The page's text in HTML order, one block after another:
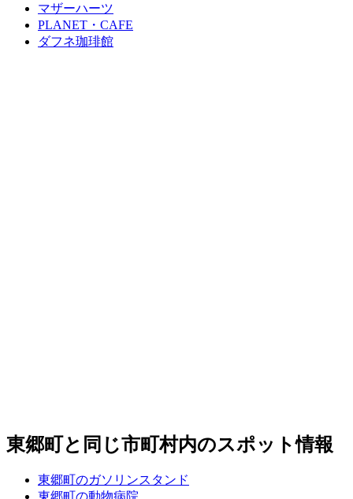
マザーハーツ
PLANET・CAFE
ダフネ珈琲館
東郷町と同じ市町村内のスポット情報
東郷町のガソリンスタンド